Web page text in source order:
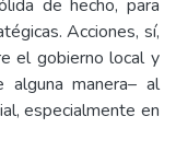
de hecho, para
Acciones, sí,
el gobierno local y
alguna manera– al
especialmente en